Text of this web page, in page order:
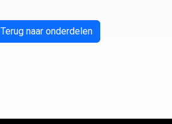
Terug naar onderdelen